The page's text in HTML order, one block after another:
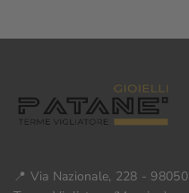
📍 Via Nazionale, 228 - 98050